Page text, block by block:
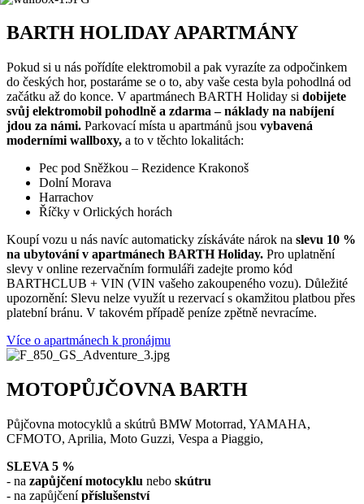
BARTH HOLIDAY APARTMÁNY
Pokud si u nás pořídíte elektromobil a pak vyrazíte za odpočinkem
do českých hor, postaráme se o to, aby vaše cesta byla pohodlná od
začátku až do konce. V apartmánech BARTH Holiday si dobijete
svůj elektromobil pohodlně a zdarma – náklady na nabíjení
jdou za námi. Parkovací místa u apartmánů jsou vybavená
moderními wallboxy, a to v těchto lokalitách:
Pec pod Sněžkou – Rezidence Krakonoš
Dolní Morava
Harrachov
Říčky v Orlických horách
Koupí vozu u nás navíc automaticky získáváte nárok na slevu 10 %
na ubytování v apartmánech BARTH Holiday. Pro uplatnění
slevy v online rezervačním formuláři zadejte promo kód
BARTHCLUB + VIN (VIN vašeho zakoupeného vozu). Důležité
upozornění: Slevu nelze využít u rezervací s okamžitou platbou přes
platební bránu. V takovém případě peníze zpětně nevracíme.
Více o apartmánech k pronájmu
MOTOPŮJČOVNA BARTH
Půjčovna motocyklů a skútrů BMW Motorrad, YAMAHA,
CFMOTO, Aprilia, Moto Guzzi, Vespa a Piaggio,
SLEVA 5 %
- na zapůjčení motocyklu nebo skútru
- na zapůjčenípříslušenství